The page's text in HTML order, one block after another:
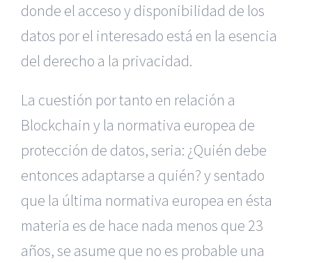
donde el acceso y disponibilidad de los
datos por el interesado está en la esencia
del derecho a la privacidad.
La cuestión por tanto en relación a
Blockchain y la normativa europea de
protección de datos, seria: ¿Quién debe
entonces adaptarse a quién? y sentado
que la última normativa europea en ésta
materia es de hace nada menos que 23
años, se asume que no es probable una